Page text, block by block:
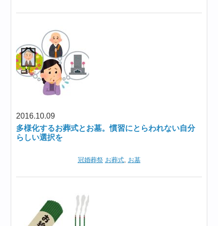
2016.10.09
多様化するお葬式とお墓。慣習にとらわれない自分
らしい選択を
冠婚葬祭 お葬式, お墓